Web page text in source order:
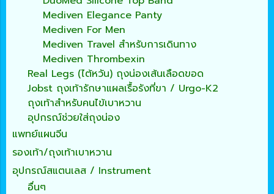
Mediven Elegance Panty
Mediven For Men
Mediven Travel สำหรับการเดินทาง
Mediven Thrombexin
Real Legs (ไต้หวัน) ถุงน่องเส้นเลือดขอด
Jobst ถุงเท้ารักษาแผลเรื้อรังที่ขา / Urgo-K2
ถุงเท้าสำหรับคนไข้เบาหวาน
อุปกรณ์ช่วยใส่ถุงน่อง
แพทย์แผนจีน
รองเท้า/ถุงเท้าเบาหวาน
อุปกรณ์สแตนเลส / Instrument
อื่นๆ